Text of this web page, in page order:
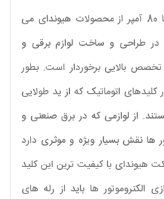
کلید حرارتی هیوندای رنج 56 تا 80 آمپر از محصولات هیوندای می
در طراحی و ساخت لوازم برقی و
بالایی برخوردار است. بطور
کلیدهای اتوماتیک که از ید طولایی
از لوازمی که در برق صنعتی و
ها نقش بسیار ویژه و موثری دارد
هیوندای با کیفیت ترین این کلید
الکتروموتور ها باید از رله های